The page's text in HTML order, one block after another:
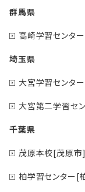
群馬県
高崎学習センタ
埼玉県
大宮学習センタ
大宮第二学習セ
千葉県
茂原本校[茂原市]
柏学習センター[